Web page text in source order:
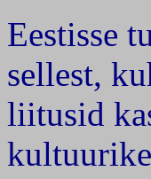
Eestisse
sellest,
liitusid